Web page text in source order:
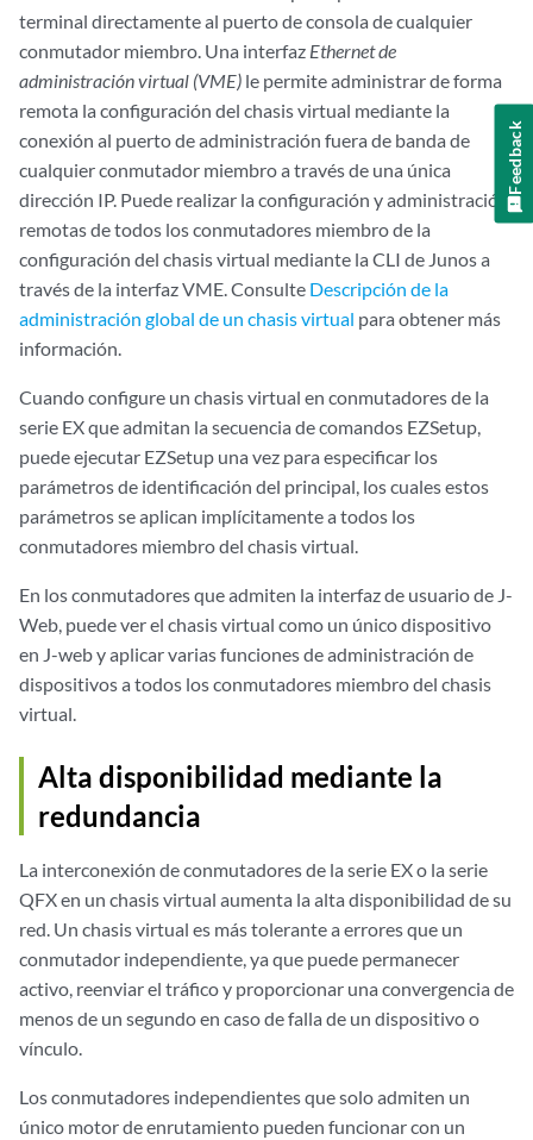
terminal directamente al puerto de consola de cualquier
conmutador miembro. Una interfaz Ethernet de
administración virtual (VME) le permite administrar de forma
remota la configuración del chasis virtual mediante la
conexión al puerto de administración fuera de banda de
cualquier conmutador miembro a través de una única
dirección IP. Puede realizar la configuración y administración
remotas de todos los conmutadores miembro de la
configuración del chasis virtual mediante la CLI de Junos a
través de la interfaz VME. Consulte Descripción de la
administración global de un chasis virtual para obtener más
información.
Cuando configure un chasis virtual en conmutadores de la
serie EX que admitan la secuencia de comandos EZSetup,
puede ejecutar EZSetup una vez para especificar los
parámetros de identificación del principal, los cuales estos
parámetros se aplican implícitamente a todos los
conmutadores miembro del chasis virtual.
En los conmutadores que admiten la interfaz de usuario de J-
Web, puede ver el chasis virtual como un único dispositivo
en J-web y aplicar varias funciones de administración de
dispositivos a todos los conmutadores miembro del chasis
virtual.
Alta disponibilidad mediante la
redundancia
La interconexión de conmutadores de la serie EX o la serie
QFX en un chasis virtual aumenta la alta disponibilidad de su
red. Un chasis virtual es más tolerante a errores que un
conmutador independiente, ya que puede permanecer
activo, reenviar el tráfico y proporcionar una convergencia de
menos de un segundo en caso de falla de un dispositivo o
vínculo.
Los conmutadores independientes que solo admiten un
único motor de enrutamiento pueden funcionar con un
Feedback